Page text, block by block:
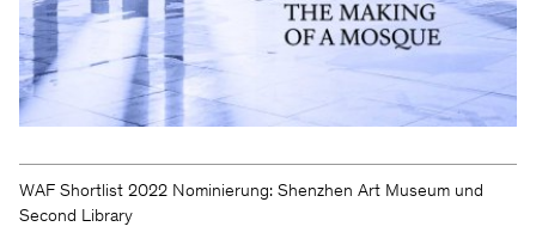
WAF Shortlist 2022 Nominierung: Shenzhen Art Museum und
Second Library